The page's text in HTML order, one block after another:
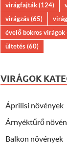
virágfajták(124)
virágzás(65)
évelő bokros virágok
ültetés(60)
VIRÁGOK
Áprilisi növények
Árnyéktűrő
Balkon növények